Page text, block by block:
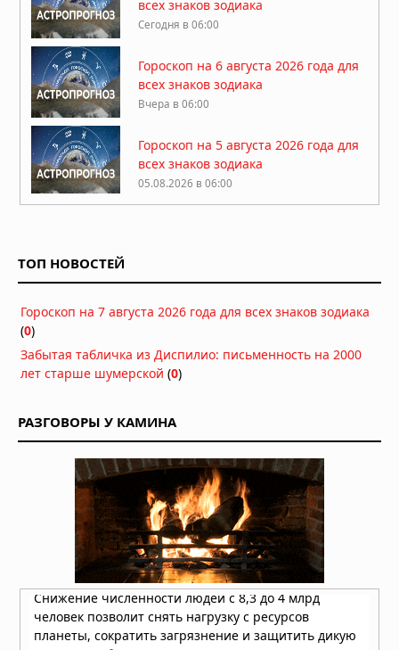
всех знаков зодиака
Сегодня в 06:00
Гороскоп на 6 августа 2026 года для
всех знаков зодиака
Вчера в 06:00
Гороскоп на 5 августа 2026 года для
всех знаков зодиака
05.08.2026 в 06:00
Гороскоп на 3 августа 2026 года для
всех знаков зодиака
Гороскоп на 2 августа 2026 года для
02.08.2026 в 06:00
Гороскоп на 1 августа 2026 года для
всех знаков зодиака
01.08.2026 в 06:00
Гороскоп на 31 июля 2026 года для
всех знаков зодиака
31.07.2026 в 06:00
Гороскоп на 30 июля 2026 года для
всех знаков зодиака
ТОП НОВОСТЕЙ
Гороскоп на 7 августа 2026 года для всех знаков зодиака
(0)
Забытая табличка из Диспилио: письменность на 2000
лет старше шумерской (0)
РАЗГОВОРЫ У КАМИНА